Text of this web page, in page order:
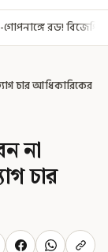
অসমে নাবালিকার
চার আধিকারিকের
না
চার